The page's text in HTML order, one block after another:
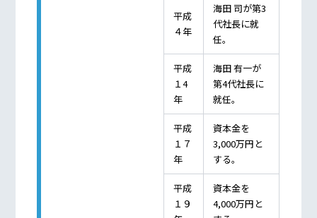
平成
４年
海田 司が第3
代社長に就
任。
平成
１4
年
海田 有一が
第4代社長に
就任。
平成
１７
年
資本金を
3,000万円と
する。
平成
１９
資本金を
4,000万円と